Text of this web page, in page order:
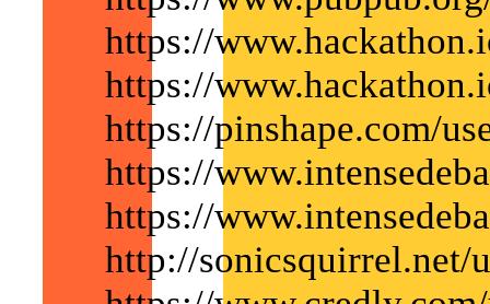
https://
https://
https://pinshape.com/
https://
https://
http://sonicsquirrel.net/